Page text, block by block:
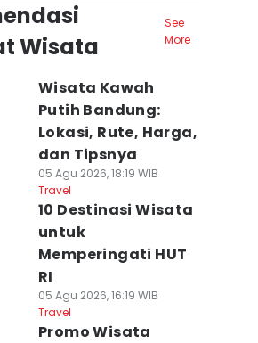
Wisata
See
More
Wisata Kawah
Putih Bandung:
Lokasi, Rute, Harga,
dan Tipsnya
05 Agu 2026, 18:19 WIB
Travel
10 Destinasi Wisata
untuk
Memperingati HUT
RI
05 Agu 2026, 16:19 WIB
Travel
Promo Wisata